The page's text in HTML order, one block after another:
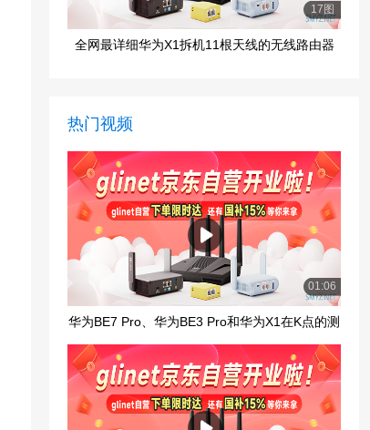
17图
全网最详细华为X1拆机11根天线的无线路由器
热门视频
01:06
华为BE7 Pro、华为BE3 Pro和华为X1在K点的测
速对比,X1最快？